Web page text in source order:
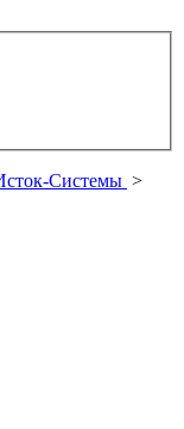
Системы >